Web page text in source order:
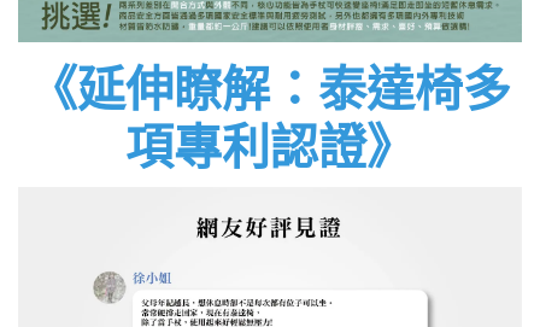
《延伸瞭解：泰達椅多
項專利認證》